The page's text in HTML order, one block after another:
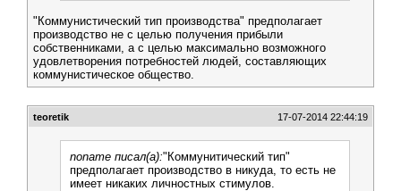
"Коммунистический тип производства" предполагает
производство не с целью получения прибыли
собственниками, а с целью максимально возможного
удовлетворения потребностей людей, составляющих
коммунистическое общество.
teoretik 17-07-2014 22:44:19
noname писал(а):"Коммунитический тип"
предполагает производство в никуда, то есть не
имеет никаких личностных стимулов.